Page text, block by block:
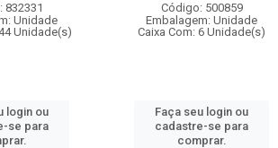
832331
Unidade
Unidade(s)
login ou
se para
Código: 500859
Embalagem: Unidade
Caixa Com: 6 Unidade(s)
Faça seu login ou
cadastre-se para
comprar.